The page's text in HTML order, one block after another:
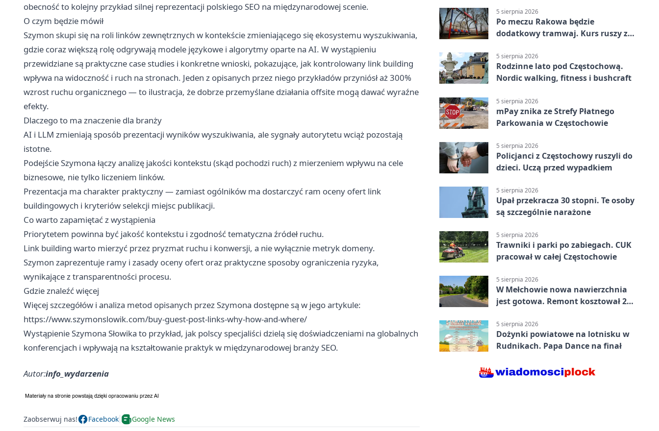
obecność to kolejny przykład silnej reprezentacji polskiego SEO na międzynarodowej scenie.
O czym będzie mówił
Szymon skupi się na roli linków zewnętrznych w kontekście zmieniającego się ekosystemu wyszukiwania,
gdzie coraz większą rolę odgrywają modele językowe i algorytmy oparte na AI. W wystąpieniu
przewidziane są praktyczne case studies i konkretne wnioski, pokazujące, jak kontrolowany link building
wpływa na widoczność i ruch na stronach. Jeden z opisanych przez niego przykładów przyniósł aż 300%
wzrost ruchu organicznego — to ilustracja, że dobrze przemyślane działania offsite mogą dawać wyraźne
efekty.
Dlaczego to ma znaczenie dla branży
AI i LLM zmieniają sposób prezentacji wyników wyszukiwania, ale sygnały autorytetu wciąż pozostają
istotne.
Podejście Szymona łączy analizę jakości kontekstu (skąd pochodzi ruch) z mierzeniem wpływu na cele
biznesowe, nie tylko liczeniem linków.
Prezentacja ma charakter praktyczny — zamiast ogólników ma dostarczyć ram oceny ofert link
buildingowych i kryteriów selekcji miejsc publikacji.
Co warto zapamiętać z wystąpienia
Priorytetem powinna być jakość kontekstu i zgodność tematyczna źródeł ruchu.
Link building warto mierzyć przez pryzmat ruchu i konwersji, a nie wyłącznie metryk domeny.
Szymon zaprezentuje ramy i zasady oceny ofert oraz praktyczne sposoby ograniczenia ryzyka,
wynikające z transparentności procesu.
Gdzie znaleźć więcej
Więcej szczegółów i analiza metod opisanych przez Szymona dostępne są w jego artykule:
https://www.szymonslowik.com/buy-guest-post-links-why-how-and-where/
Wystąpienie Szymona Słowika to przykład, jak polscy specjaliści dzielą się doświadczeniami na globalnych
konferencjach i wpływają na kształtowanie praktyk w międzynarodowej branży SEO.
Autor:info_wydarzenia
Zaobserwuj nas! Facebook Google News
5 sierpnia 2026
Po meczu Rakowa będzie
dodatkowy tramwaj. Kurs ruszy ze
5 sierpnia 2026
Rodzinne lato pod Częstochową.
Nordic walking, fitness i bushcraft
5 sierpnia 2026
mPay znika ze Strefy Płatnego
Parkowania w Częstochowie
5 sierpnia 2026
Policjanci z Częstochowy ruszyli do
dzieci. Uczą przed wypadkiem
5 sierpnia 2026
Upał przekracza 30 stopni. Te osoby
są szczególnie narażone
5 sierpnia 2026
Trawniki i parki po zabiegach. CUK
pracował w całej Częstochowie
5 sierpnia 2026
W Mełchowie nowa nawierzchnia
jest gotowa. Remont kosztował 222
5 sierpnia 2026
Dożynki powiatowe na lotnisku w
Rudnikach. Papa Dance na finał